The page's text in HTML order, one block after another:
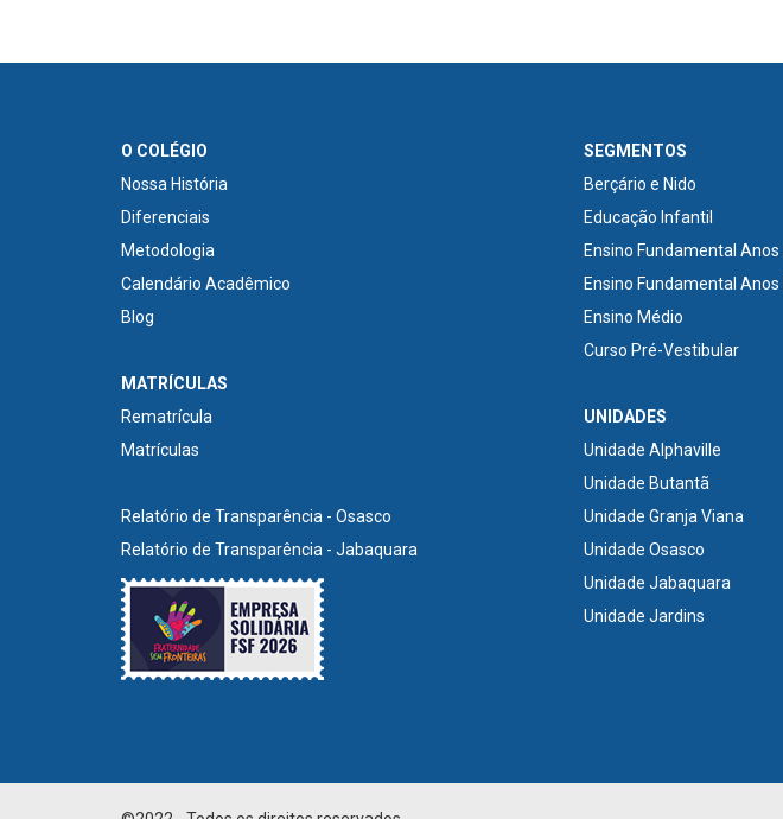
O COLÉGIO
Nossa História
Diferenciais
Metodologia
Calendário Acadêmico
Blog
MATRÍCULAS
Rematrícula
Matrículas
Relatório de Transparência - Osasco
Relatório de Transparência - Jabaquara
SEGMENTOS
Berçário e Nido
Educação Infantil
Ensino Fundamental Anos
Ensino Fundamental Anos
Ensino Médio
Curso Pré-Vestibular
UNIDADES
Unidade Alphaville
Unidade Butantã
Unidade Granja Viana
Unidade Osasco
Unidade Jabaquara
Unidade Jardins